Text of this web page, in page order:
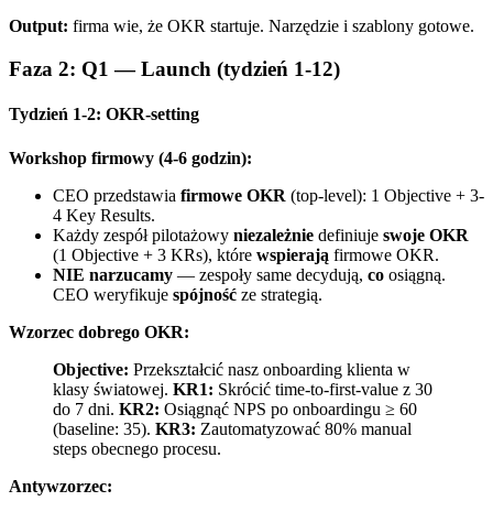
Output: firma wie, że OKR startuje. Narzędzie i szablony gotowe.
Faza 2: Q1 — Launch (tydzień 1-12)
Tydzień 1-2: OKR-setting
Workshop firmowy (4-6 godzin):
CEO przedstawia firmowe OKR (top-level): 1 Objective + 3-
4 Key Results.
Każdy zespół pilotażowy niezależnie definiuje swoje OKR
(1 Objective + 3 KRs), które wspierają firmowe OKR.
NIE narzucamy — zespoły same decydują, co osiągną.
CEO weryfikuje spójność ze strategią.
Wzorzec dobrego OKR:
Objective: Przekształcić nasz onboarding klienta w
klasy światowej. KR1: Skrócić time-to-first-value z 30
do 7 dni. KR2: Osiągnąć NPS po onboardingu ≥ 60
(baseline: 35). KR3: Zautomatyzować 80% manual
steps obecnego procesu.
Antywzorzec: